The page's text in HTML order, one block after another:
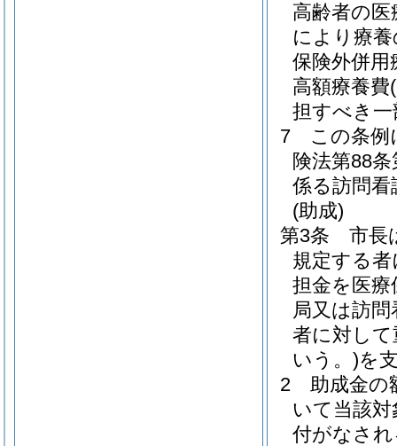
高齢者の
により療
保険外併用
高額療養費
担すべき
7
この条例
険法第88
係る訪問
(助成)
第3条
市長
規定する
担金を医
局又は訪
者に対し
いう。)を
2
助成金の
いて当該
付がなさ